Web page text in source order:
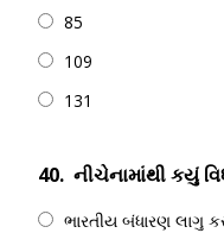
85
109
131
40. નીચેનામાંથી કયું
ભારતીય બંધારણ લાગુ